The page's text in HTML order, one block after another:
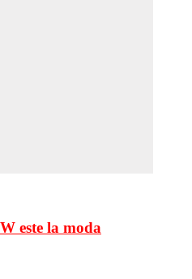
este la moda